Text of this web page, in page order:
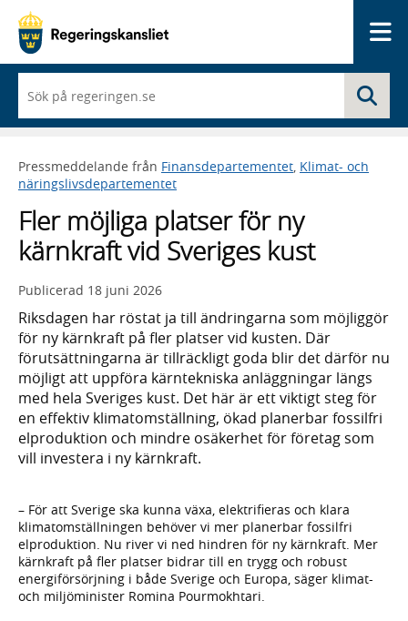
du
börjar
skriva
framträder
en
med
sökförslag
Pressmeddelande från Finansdepartementet, Klimat- och
näringslivsdepartementet
Fler möjliga platser för ny
kärnkraft vid Sveriges kust
Publicerad 18 juni 2026
Riksdagen har röstat ja till ändringarna som möjliggör
för ny kärnkraft på fler platser vid kusten. Där
förutsättningarna är tillräckligt goda blir det därför nu
möjligt att uppföra kärntekniska anläggningar längs
med hela Sveriges kust. Det här är ett viktigt steg för
en effektiv klimatomställning, ökad planerbar fossilfri
elproduktion och mindre osäkerhet för företag som
vill investera i ny kärnkraft.
– För att Sverige ska kunna växa, elektrifieras och klara
klimatomställningen behöver vi mer planerbar fossilfri
elproduktion. Nu river vi ned hindren för ny kärnkraft. Mer
kärnkraft på fler platser bidrar till en trygg och robust
energiförsörjning i både Sverige och Europa, säger klimat-
och miljöminister Romina Pourmokhtari.